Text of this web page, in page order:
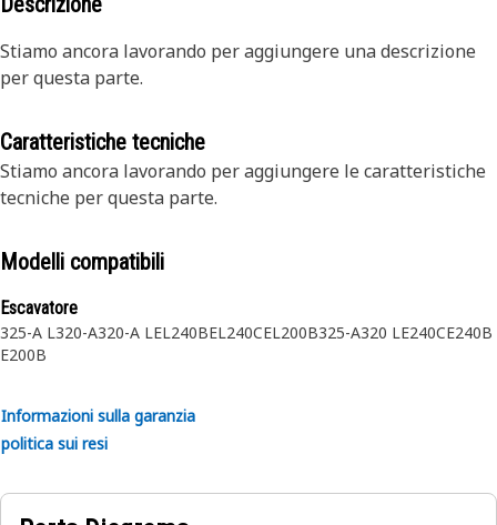
Stiamo ancora lavorando per aggiungere una descrizione
per questa parte.
Caratteristiche tecniche
Stiamo ancora lavorando per aggiungere le caratteristiche
tecniche per questa parte.
Modelli compatibili
Escavatore
325-A L320-A320-A LEL240BEL240CEL200B325-A320 LE240CE240B
E200B
Informazioni sulla garanzia
politica sui resi